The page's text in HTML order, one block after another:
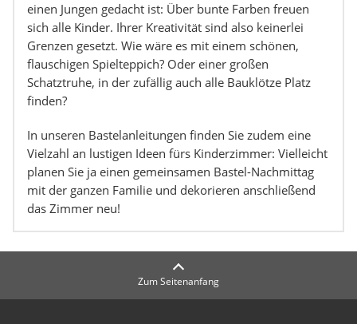
einen Jungen gedacht ist: Über bunte Farben freuen
sich alle Kinder. Ihrer Kreativität sind also keinerlei
Grenzen gesetzt. Wie wäre es mit einem schönen,
flauschigen Spielteppich? Oder einer großen
Schatztruhe, in der zufällig auch alle Bauklötze Platz
finden?
In unseren Bastelanleitungen finden Sie zudem eine
Vielzahl an lustigen Ideen fürs Kinderzimmer: Vielleicht
planen Sie ja einen gemeinsamen Bastel-Nachmittag
mit der ganzen Familie und dekorieren anschließend
das Zimmer neu!
Zum Seitenanfang